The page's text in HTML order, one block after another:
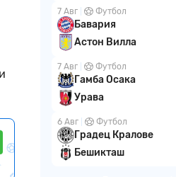
7 Авг Футбол
Бавария
Астон Вилла
7 Авг Футбол
Гамба Осака
Урава
6 Авг Футбол
Градец Кралове
Бешикташ